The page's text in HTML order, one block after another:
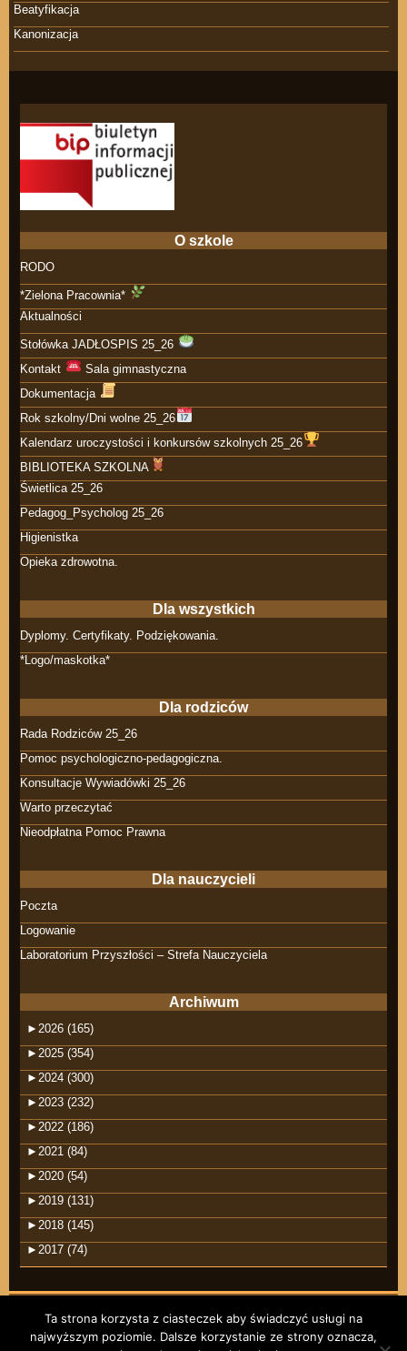
Beatyfikacja
Kanonizacja
O szkole
RODO
*Zielona Pracownia*
Aktualności
Stołówka JADŁOSPIS 25_26
Kontakt
Sala gimnastyczna
Dokumentacja
Rok szkolny/Dni wolne 25_26
Kalendarz uroczystości i konkursów szkolnych 25_26
BIBLIOTEKA SZKOLNA
Świetlica 25_26
Pedagog_Psycholog 25_26
Higienistka
Opieka zdrowotna.
Dla wszystkich
Dyplomy. Certyfikaty. Podziękowania.
*Logo/maskotka*
Dla rodziców
Rada Rodziców 25_26
Pomoc psychologiczno-pedagogiczna.
Konsultacje Wywiadówki 25_26
Warto przeczytać
Nieodpłatna Pomoc Prawna
Dla nauczycieli
Poczta
Logowanie
Laboratorium Przyszłości – Strefa Nauczyciela
Archiwum
► 2026 (165)
► 2025 (354)
► 2024 (300)
► 2023 (232)
► 2022 (186)
► 2021 (84)
► 2020 (54)
► 2019 (131)
► 2018 (145)
► 2017 (74)
©2026 raindrops
Ta strona korzysta z ciasteczek aby świadczyć usługi na
najwyższym poziomie. Dalsze korzystanie ze strony oznacza,